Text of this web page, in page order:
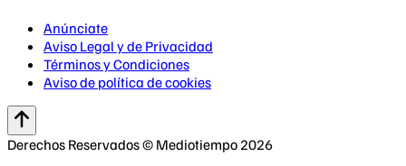
Anúnciate
Aviso Legal y de Privacidad
Términos y Condiciones
Aviso de política de cookies
Derechos Reservados © Mediotiempo 2026